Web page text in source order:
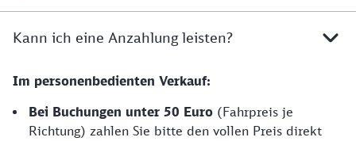
Kann ich eine Anzahlung leisten?
Im personenbedienten Verkauf:
Bei Buchungen unter 50 Euro (Fahrpreis je
Richtung) zahlen Sie bitte den vollen Preis direkt